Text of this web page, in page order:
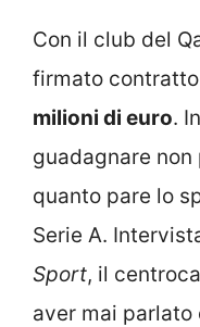
Con il club del
firmato
milioni di euro.
guadagnare
quanto pare lo
Serie A.
Sport, il
aver mai parlato